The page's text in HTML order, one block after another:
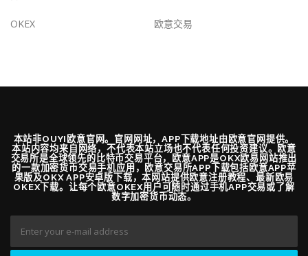
OKEX 欧意交易
本站非OUYI欧意官网。官网网址，APP下载地址由欧意官网提供。
本站内容均来自网络，不代表本站立场也不代表任何投资建议。欧意
交易所是全球领先的比特币交易平台，欧意APP是OKX欧易网站推出
的一款加密货币交易手机应用，欧意交易所APP下载包括欧意APP苹
果版及OKX APP安卓版下载，本网站提供欧意注册教程、最新欧易
OKEX下载。让每个欧意OKEX用户可随时通过手机APP交易或了解
数字加密货币动态。